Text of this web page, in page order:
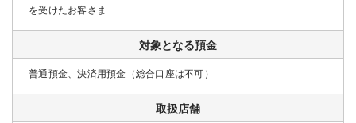
を受けたお客さま
対象となる預金
普通預金、決済用預金（総合口座は不可）
取扱店舗